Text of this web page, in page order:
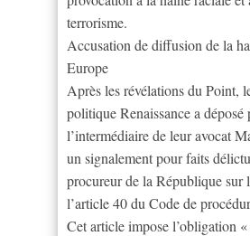
terrorisme.
Accusation de diffusion de la
Europe
Après les révélations du Point,
politique Renaissance a déposé
l’intermédiaire de leur avocat
un signalement pour faits
procureur de la République sur
l’article 40 du Code de
Cet article impose l’obligation